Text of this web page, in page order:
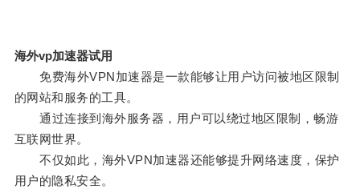
海外vp加速器试用
免费海外VPN加速器是一款能够让用户访问被地区限制
的网站和服务的工具。
通过连接到海外服务器，用户可以绕过地区限制，畅游
互联网世界。
不仅如此，海外VPN加速器还能够提升网络速度，保护
用户的隐私安全。